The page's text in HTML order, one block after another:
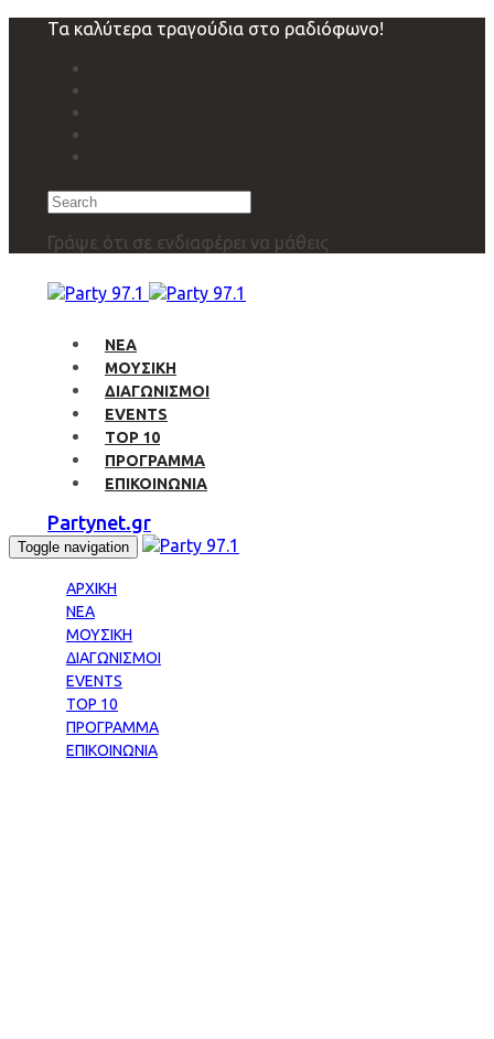
navigation
Τα καλύτερα τραγούδια στο ραδιόφωνο!
Search
Γράψε ότι σε ενδιαφέρει να μάθεις
ΝΕΑ
ΜΟΥΣΙΚΗ
ΔΙΑΓΩΝΙΣΜΟΙ
EVENTS
TOP 10
ΠΡΟΓΡΑΜΜΑ
ΕΠΙΚΟΙΝΩΝΙΑ
Partynet.gr
Toggle navigation
ΑΡΧΙΚΗ
ΝΕΑ
ΜΟΥΣΙΚΗ
ΔΙΑΓΩΝΙΣΜΟΙ
EVENTS
TOP 10
ΠΡΟΓΡΑΜΜΑ
ΕΠΙΚΟΙΝΩΝΙΑ